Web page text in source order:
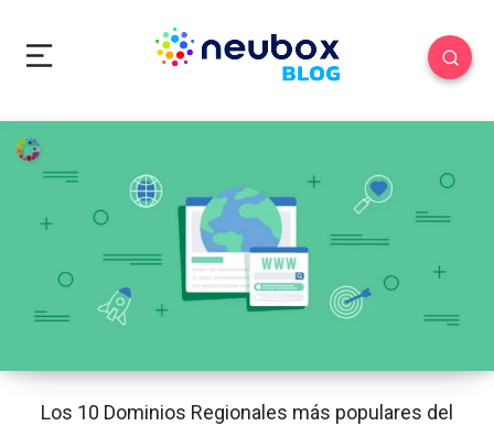
Los 10 Dominios Regionales más populares del